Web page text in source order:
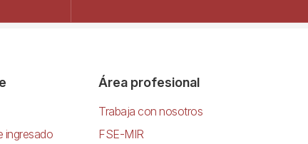
ingresado
Área profesional
Trabaja con nosotros
FSE-MIR